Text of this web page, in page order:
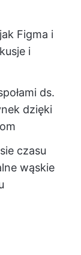
Figma i
i
ds.
dzięki
czasu
wąskie